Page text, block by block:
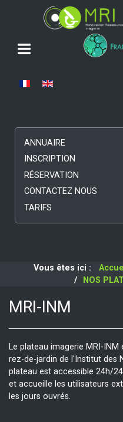
Sélectionnez votre langue
ANNUAIRE
INSCRIPTION
RÉSERVATION
CONTACTEZ NOUS
TARIFS
Vous êtes ici :
NOS
MRI-INM
Le plateau imagerie MRI-
rez-de-jardin de l'Institut des
plateau est accessible 24h/
et accueille les utilisateurs
les jours ouvrés.